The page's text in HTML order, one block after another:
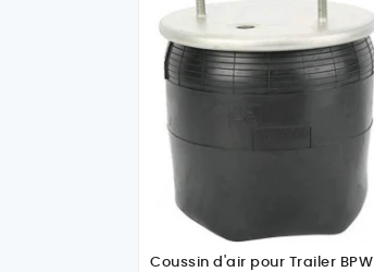
Coussin d'air pour Trailer BPW